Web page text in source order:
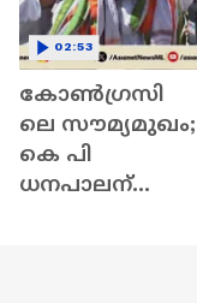
കോൺഗ്രസി
ലെ സൗമ്യമുഖം;
കെ പി
ധനപാലന്
02:53